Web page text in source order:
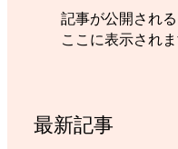
記事が公開される
ここに表示されま
最新記事